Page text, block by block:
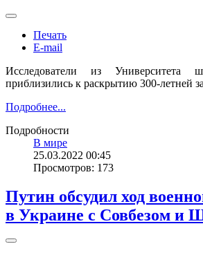
Печать
E-mail
Исследователи из Университета
приблизились к раскрытию 300-летней
Подробнее...
Подробности
В мире
25.03.2022 00:45
Просмотров: 173
Путин обсудил ход
в Украине с Совбезом и